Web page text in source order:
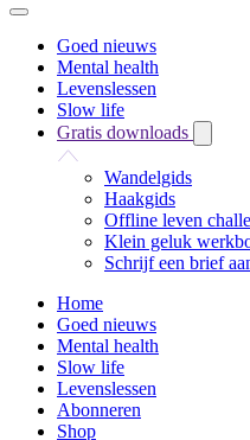
Goed nieuws
Mental health
Levenslessen
Slow life
Gratis downloads
Wandelgids
Haakgids
Offline leven
Klein geluk
Schrijf een brief
Home
Goed nieuws
Mental health
Slow life
Levenslessen
Abonneren
Shop